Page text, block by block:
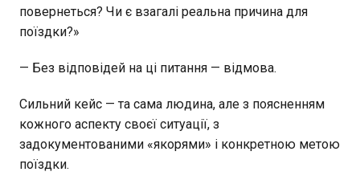
повернеться? Чи є взагалі реальна причина для
поїздки?»
— Без відповідей на ці питання — відмова.
Сильний кейс — та сама людина, але з поясненням
кожного аспекту своєї ситуації, з
задокументованими «якорями» і конкретною метою
поїздки.